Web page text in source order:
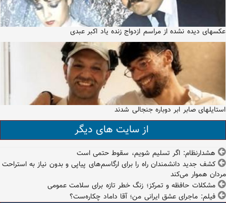
عکسهای دیده نشده از مراسم ازدواج زنده یاد اکبر عبدی
استایلهای صابر ابر دوباره جنجالی شدند
از سایت های دیگر
هشدارنظام: اگر تسلیم شویم، سقوط حتمی است
کشف جدید دانشمندان راه را برای ارگاسم‌های پیاپی و بدون نیاز به استراحت
مردان هموار می‌کند
مشکلات حافظه و تمرکز؛ زنگ خطر تازه برای سلامت عمومی
فیلم: ماجرای عشق ایرانی من؛ آقا داماد چکاره‌ست؟